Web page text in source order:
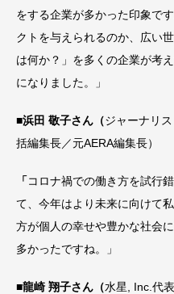
をする企業が多かった印象で
クトを与えられるのか、広い
は何か？」を多くの企業が考
になりました。」
■浜田 敬子さん（ジャーナリ
括編集長／元AERA編集長）
「コロナ禍での働き方を試行
て、今年はより未来に向けて
方が個人の幸せや豊かな社会
多かったですね。」
■龍崎 翔子さん（水星, Inc.代